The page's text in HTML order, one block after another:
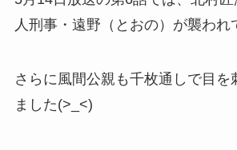
人刑事・遠野（とおの）が襲われ
さらに風間公親も千枚通しで目を
ました(>_<)